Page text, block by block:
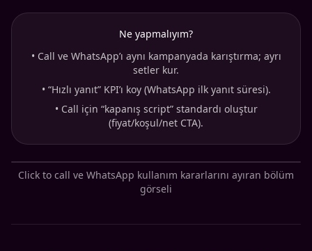
Ne yapmalıyım?
• Call ve WhatsApp’ı aynı kampanyada karıştırma; ayrı
setler kur.
• “Hızlı yanıt” KPI’ı koy (WhatsApp ilk yanıt süresi).
• Call için “kapanış script” standardı oluştur
(fiyat/koşul/net CTA).
Click to call ve WhatsApp kullanım kararlarını ayıran bölüm
görseli